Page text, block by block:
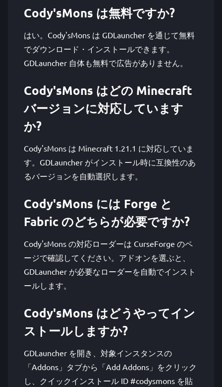
Cody'sMons は無料ですか?
はい。Cody'sMons は GDLauncher を通じて無料
でダウンロード・インストールできます。
GDLauncher 自体も無料で広告がありません。
Cody'sMons はどの Minecraft
バージョンに対応しています
か?
Cody'sMons は Minecraft 1.21.1 に対応していま
す。GDLauncher がインストール時に互換性のあ
るバージョンを自動選択します。
Cody'sMons には Forge と
Fabric のどちらが必要ですか?
Cody'sMons の対応ローダーは CurseForge のペ
ージで確認してください。アドオンを選ぶと、
GDLauncher が必要なローダーを自動でインスト
ールします。
Cody'sMons はどうやってイン
ストールしますか?
GDLauncher を開き、対象インスタンスの
「Addons」タブから「Add Addons」をクリック
し、クイックインストール ID #codysmons を貼